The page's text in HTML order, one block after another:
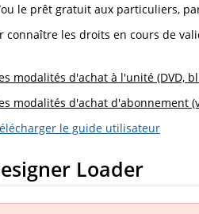
le prêt gratuit aux particuliers,
connaître les droits en cours de
modalités d'achat à l'unité (DVD,
modalités d'achat d'abonnement
le guide utilisateur
Loader